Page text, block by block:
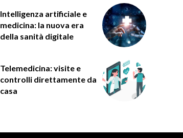
Intelligenza artificiale e
medicina: la nuova era
della sanità digitale
Telemedicina: visite e
controlli direttamente da
casa